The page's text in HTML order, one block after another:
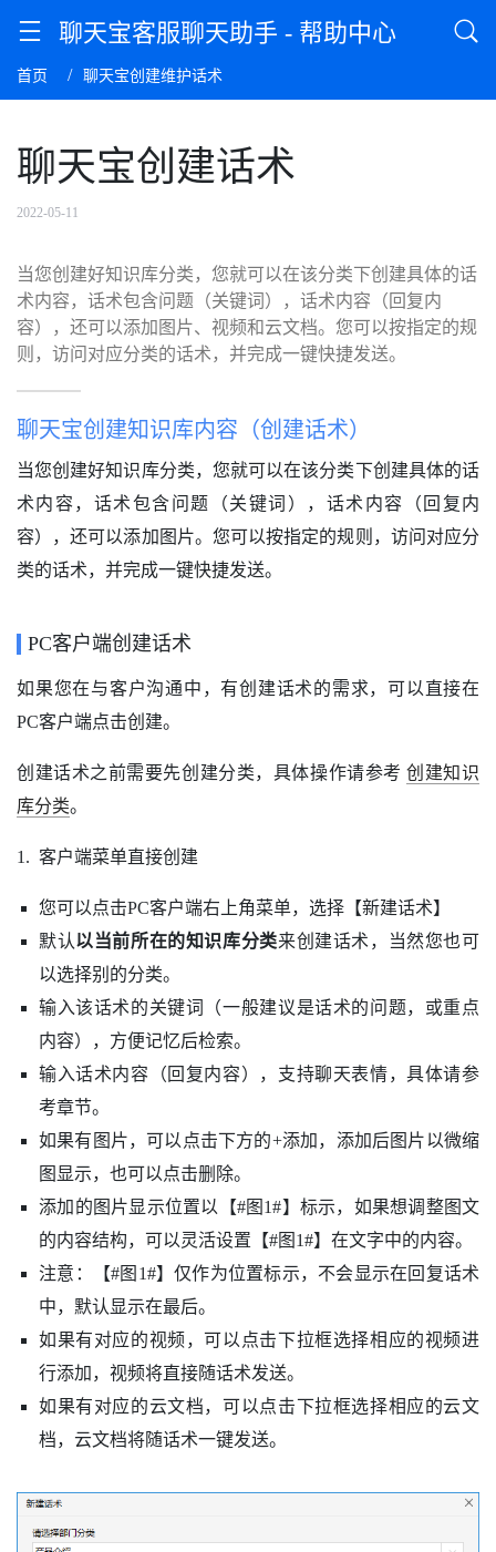
聊天宝客服聊天助手 - 帮助中心
首页 聊天宝创建维护话术
聊天宝创建话术
2022-05-11
当您创建好知识库分类，您就可以在该分类下创建具体的话
术内容，话术包含问题（关键词），话术内容（回复内
容），还可以添加图片、视频和云文档。您可以按指定的规
则，访问对应分类的话术，并完成一键快捷发送。
聊天宝创建知识库内容（创建话术）
当您创建好知识库分类，您就可以在该分类下创建具体的话
术内容，话术包含问题（关键词），话术内容（回复内
容），还可以添加图片。您可以按指定的规则，访问对应分
类的话术，并完成一键快捷发送。
PC客户端创建话术
如果您在与客户沟通中，有创建话术的需求，可以直接在
PC客户端点击创建。
创建话术之前需要先创建分类，具体操作请参考创建知识
库分类。
1. 客户端菜单直接创建
您可以点击PC客户端右上角菜单，选择【新建话术】
默认以当前所在的知识库分类来创建话术，当然您也可
以选择别的分类。
输入该话术的关键词（一般建议是话术的问题，或重点
内容），方便记忆后检索。
输入话术内容（回复内容），支持聊天表情，具体请参
考章节。
如果有图片，可以点击下方的+添加，添加后图片以微缩
图显示，也可以点击删除。
添加的图片显示位置以【#图1#】标示，如果想调整图文
的内容结构，可以灵活设置【#图1#】在文字中的内容。
注意：【#图1#】仅作为位置标示，不会显示在回复话术
中，默认显示在最后。
如果有对应的视频，可以点击下拉框选择相应的视频进
行添加，视频将直接随话术发送。
如果有对应的云文档，可以点击下拉框选择相应的云文
档，云文档将随话术一键发送。